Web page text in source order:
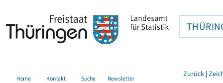
Home Kontakt Suche Newsletter Zurück |